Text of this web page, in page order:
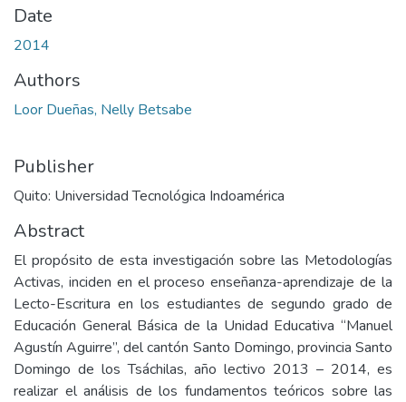
Date
2014
Authors
Loor Dueñas, Nelly Betsabe
Publisher
Quito: Universidad Tecnológica Indoamérica
Abstract
El propósito de esta investigación sobre las Metodologías
Activas, inciden en el proceso enseñanza-aprendizaje de la
Lecto-Escritura en los estudiantes de segundo grado de
Educación General Básica de la Unidad Educativa “Manuel
Agustín Aguirre”, del cantón Santo Domingo, provincia Santo
Domingo de los Tsáchilas, año lectivo 2013 – 2014, es
realizar el análisis de los fundamentos teóricos sobre las